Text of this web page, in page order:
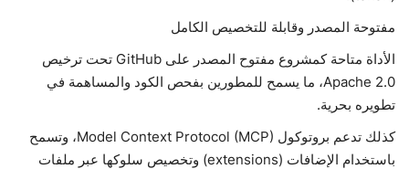
مفتوحة المصدر وقابلة للتخصيص الكامل
الأداة متاحة كمشروع مفتوح المصدر على GitHub تحت ترخيص
Apache 2.0، ما يسمح للمطورين بفحص الكود والمساهمة في
تطويره بحرية.
كذلك تدعم بروتوكول Model Context Protocol (MCP)، وتسمح
باستخدام الإضافات (extensions) وتخصيص سلوكها عبر ملفات